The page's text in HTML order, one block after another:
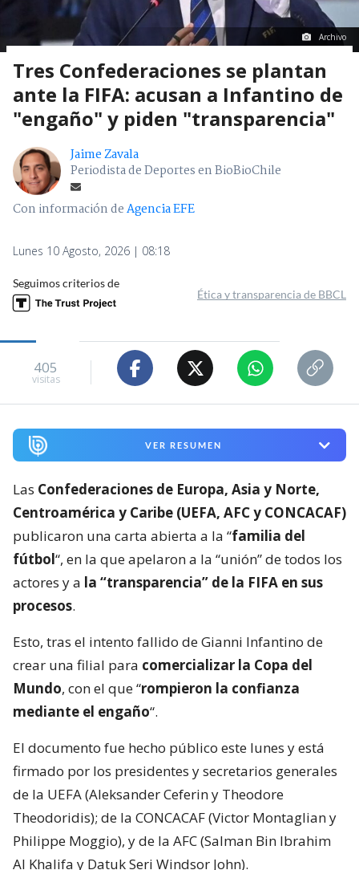
Archivo
Tres Confederaciones se plantan
ante la FIFA: acusan a Infantino de
"engaño" y piden "transparencia"
Jaime Zavala
Periodista de Deportes en BioBioChile
Con información deAgencia EFE
Lunes 10 Agosto, 2026 | 08:18
Seguimos criterios de
Ética y transparencia de BBCL
405
visitas
VER RESUMEN
Las Confederaciones de Europa, Asia y Norte,
Centroamérica y Caribe (UEFA, AFC y CONCACAF)
publicaron una carta abierta a la “familia del
fútbol“, en la que apelaron a la “unión” de todos los
actores y a la “transparencia” de la FIFA en sus
procesos.
Esto, tras el intento fallido de Gianni Infantino de
crear una filial para comercializar la Copa del
Mundo, con el que “rompieron la confianza
mediante el engaño“.
El documento fue hecho público este lunes y está
firmado por los presidentes y secretarios generales
de la UEFA (Aleksander Ceferin y Theodore
Theodoridis); de la CONCACAF (Victor Montaglian y
Philippe Moggio), y de la AFC (Salman Bin Ibrahim
Al Khalifa y Datuk Seri Windsor John).